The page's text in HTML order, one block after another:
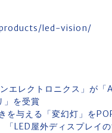
led-vision/
エレクトロニクス」が「
」を受賞
を与える「変幻灯」を
LED屋外ディスプレイ